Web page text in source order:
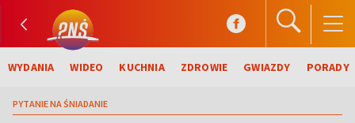
WYDANIA WIDEO KUCHNIA ZDROWIE GWIAZDY PORADY
PYTANIE NA ŚNIADANIE